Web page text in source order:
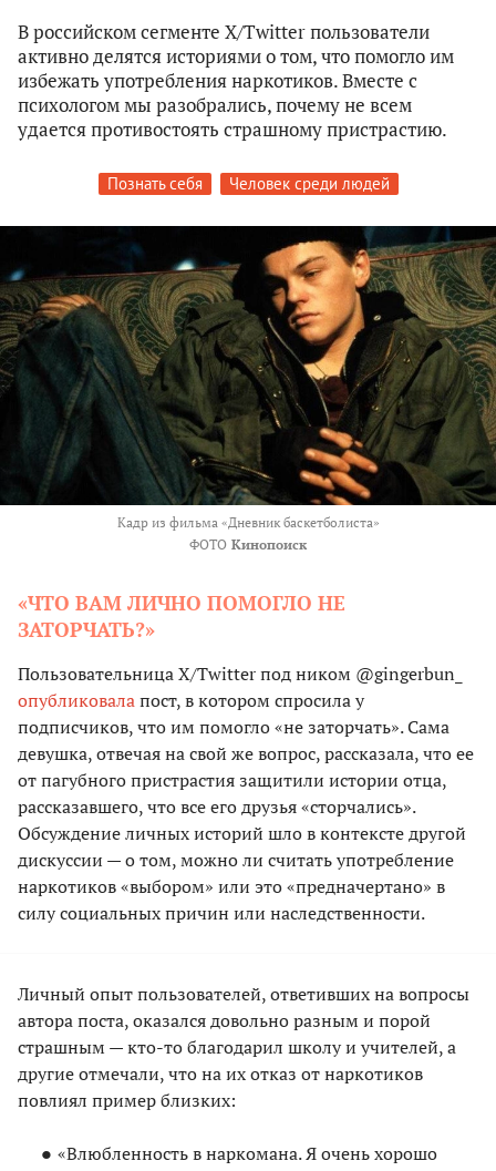
В российском сегменте X/Twitter пользователи
активно делятся историями о том, что помогло им
избежать употребления наркотиков. Вместе с
психологом мы разобрались, почему не всем
удается противостоять страшному пристрастию.
Познать себя Человек среди людей
Кадр из фильма «Дневник баскетболиста»
ФОТО Кинопоиск
«ЧТО ВАМ ЛИЧНО ПОМОГЛО НЕ
ЗАТОРЧАТЬ?»
Пользовательница X/Twitter под ником @gingerbun_
опубликовалапост, в котором спросила у
подписчиков, что им помогло «не заторчать». Сама
девушка, отвечая на свой же вопрос, рассказала, что ее
от пагубного пристрастия защитили истории отца,
рассказавшего, что все его друзья «сторчались».
Обсуждение личных историй шло в контексте другой
дискуссии — о том, можно ли считать употребление
наркотиков «выбором» или это «предначертано» в
силу социальных причин или наследственности.
Личный опыт пользователей, ответивших на вопросы
автора поста, оказался довольно разным и порой
страшным — кто-то благодарил школу и учителей, а
другие отмечали, что на их отказ от наркотиков
повлиял пример близких:
«Влюбленность в наркомана. Я очень хорошо